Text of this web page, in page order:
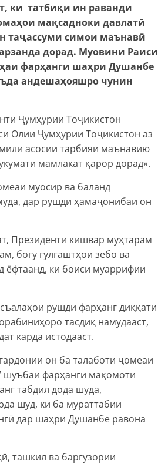
ки татбиқи ин раванди
мақсадноки давлатӣ
таҷассуми симои маънавӣ
дорад. Муовини Раиси
фарҳанги шаҳри Душанбе
андешаҳояшро чунин
Ҷумҳурии Тоҷикистон
Олии Ҷумҳурии Тоҷикистон аз
асосии тарбияи маънавию
мамлакат қарор дорад».
муосир ва баланд
дар рушди ҳамаҷонибаи он
Президенти кишвар муҳтарам
боғу гулгаштҳои зебо ва
ёфтаанд, ки боиси муаррифии
рушди фарҳанг диққати
тасдиқ намудааст,
карда истодааст.
он ба талаботи ҷомеаи
шуъбаи фарҳанги мақомоти
табдил дода шуда,
шуд, ки ба мураттабии
дар шаҳри Душанбе равона
ташкил ва баргузории